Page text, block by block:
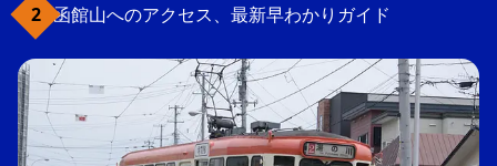
函館山へのアクセス、最新早わかりガイド